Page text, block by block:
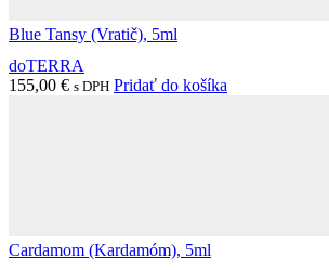
Blue Tansy (Vratič), 5ml
doTERRA
155,00 € s DPH Pridať do košíka
Cardamom (Kardamóm), 5ml